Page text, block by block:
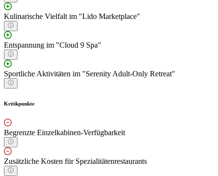
Kulinarische Vielfalt im "Lido Marketplace"
Entspannung im "Cloud 9 Spa"
Sportliche Aktivitäten im "Serenity Adult-Only Retreat"
Kritikpunkte
Begrenzte Einzelkabinen-Verfügbarkeit
Zusätzliche Kosten für Spezialitätenrestaurants